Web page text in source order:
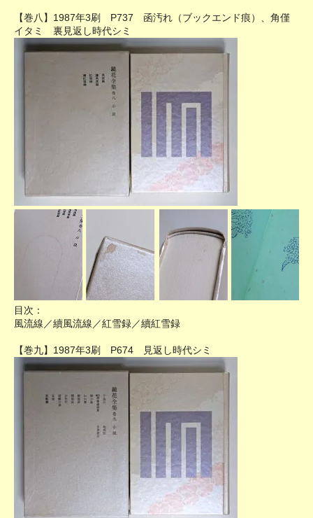
【巻八】1987年3刷 P737 函汚れ（ブックエンド痕）、角僅
イタミ 裏見返し時代シミ
目次：
風流線／續風流線／紅雪録／續紅雪録
【巻九】1987年3刷 P674 見返し時代シミ